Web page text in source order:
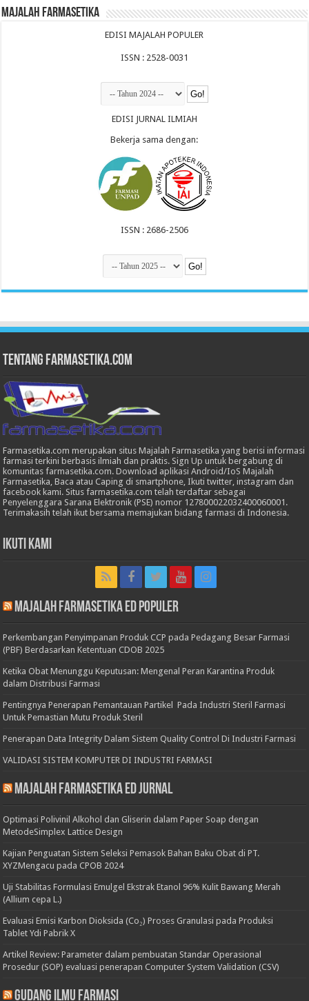
Majalah Farmasetika
EDISI MAJALAH POPULER
ISSN : 2528-0031
EDISI JURNAL ILMIAH
Bekerja sama dengan:
ISSN : 2686-2506
Tentang Farmasetika.com
Farmasetika.com merupakan situs Majalah Farmasetika yang berisi informasi
farmasi terkini berbasis ilmiah dan praktis. Sign Up untuk bergabung di
komunitas farmasetika.com. Download aplikasi Android/IoS Majalah
Farmasetika, Baca atau Caping di smartphone, Ikuti twitter, instagram dan
facebook kami. Situs farmasetika.com telah terdaftar sebagai
Penyelenggara Sarana Elektronik (PSE) nomor 127800022032400060001.
Terimakasih telah ikut bersama memajukan bidang farmasi di Indonesia.
Ikuti Kami
Majalah Farmasetika Ed Populer
Perkembangan Penyimpanan Produk CCP pada Pedagang Besar Farmasi
(PBF) Berdasarkan Ketentuan CDOB 2025
Ketika Obat Menunggu Keputusan: Mengenal Peran Karantina Produk
dalam Distribusi Farmasi
Pentingnya Penerapan Pemantauan Partikel Pada Industri Steril Farmasi
Untuk Pemastian Mutu Produk Steril
Penerapan Data Integrity Dalam Sistem Quality Control Di Industri Farmasi
VALIDASI SISTEM KOMPUTER DI INDUSTRI FARMASI
Majalah Farmasetika Ed Jurnal
Optimasi Polivinil Alkohol dan Gliserin dalam Paper Soap dengan
MetodeSimplex Lattice Design
Kajian Penguatan Sistem Seleksi Pemasok Bahan Baku Obat di PT.
XYZMengacu pada CPOB 2024
Uji Stabilitas Formulasi Emulgel Ekstrak Etanol 96% Kulit Bawang Merah
(Allium cepa L.)
Evaluasi Emisi Karbon Dioksida (Co₂) Proses Granulasi pada Produksi
Tablet Ydi Pabrik X
Artikel Review: Parameter dalam pembuatan Standar Operasional
Prosedur (SOP) evaluasi penerapan Computer System Validation (CSV)
Gudang Ilmu Farmasi